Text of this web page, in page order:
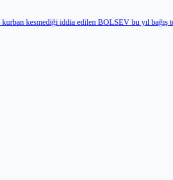
edilen BOLSEV bu yıl bağış toplamadıGündem